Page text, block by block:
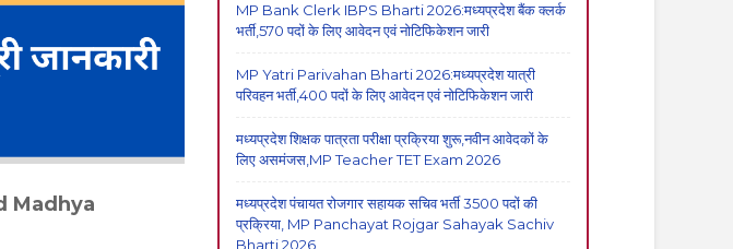
Madhya
MP Bank Clerk IBPS Bharti 2026:मध्यप्रदेश बैंक क्लर्क
भर्ती,570 पदों के लिए आवेदन एवं नोटिफिकेशन जारी
MP Yatri Parivahan Bharti 2026:मध्यप्रदेश यात्री
परिवहन भर्ती,400 पदों के लिए आवेदन एवं नोटिफिकेशन जारी
मध्यप्रदेश शिक्षक पात्रता परीक्षा प्रक्रिया शुरू,नवीन आवेदकों के
लिए असमंजस,MP Teacher TET Exam 2026
मध्यप्रदेश पंचायत रोजगार सहायक सचिव भर्ती 3500 पदों की
प्रक्रिया, MP Panchayat Rojgar Sahayak Sachiv
Bharti 2026